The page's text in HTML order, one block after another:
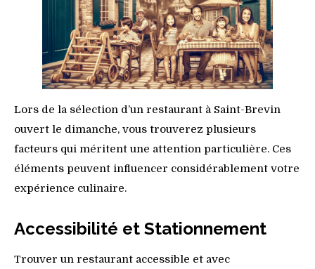
Lors de la sélection d’un restaurant à Saint-Brevin
ouvert le dimanche, vous trouverez plusieurs
facteurs qui méritent une attention particulière. Ces
éléments peuvent influencer considérablement votre
expérience culinaire.
Accessibilité et Stationnement
Trouver un restaurant accessible et avec